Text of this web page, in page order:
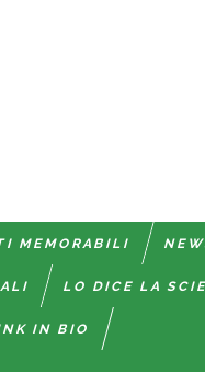
MEMORABILI
LO DICE LA
IN BIO